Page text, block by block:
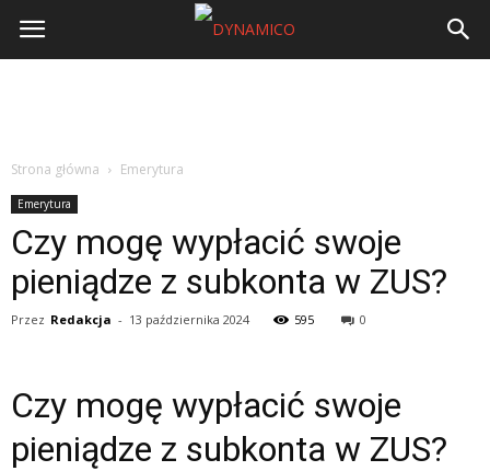
Strona główna Emerytura
Emerytura
Czy mogę wypłacić swoje
pieniądze z subkonta w ZUS?
Przez Redakcja - 13 października 2024 595 0
Czy mogę wypłacić swoje
pieniądze z subkonta w ZUS?